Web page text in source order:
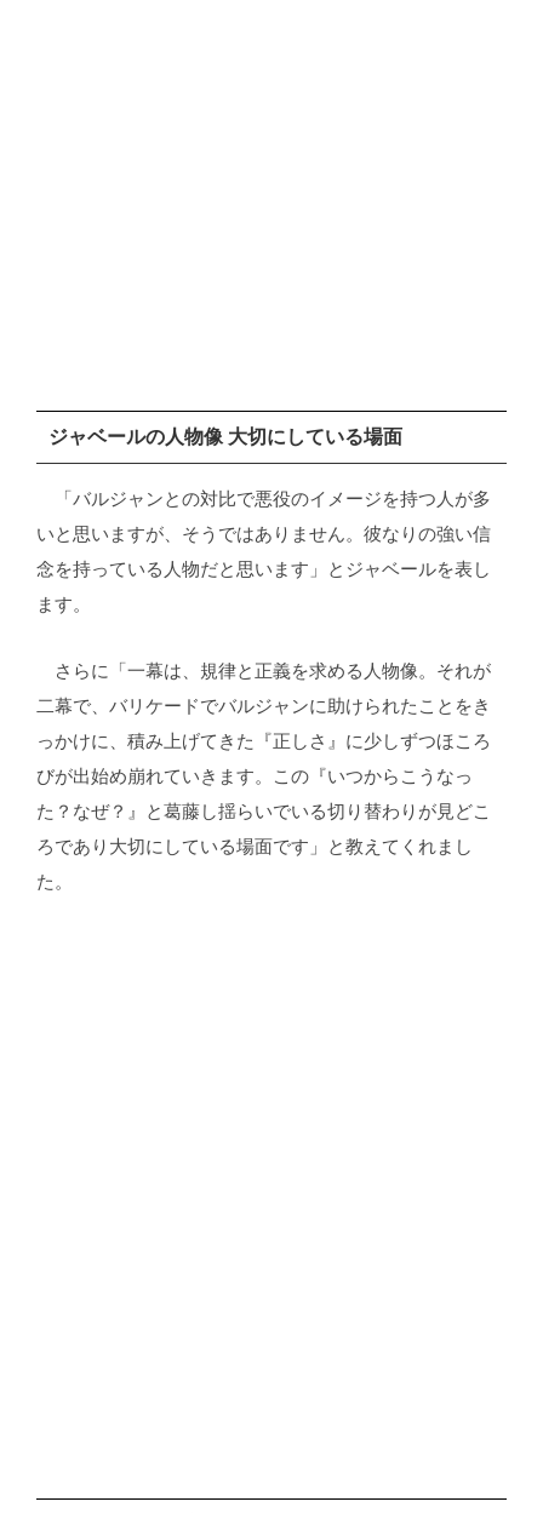
ジャベールの人物像 大切にしている場面
「バルジャンとの対比で悪役のイメージを持つ人が多
いと思いますが、そうではありません。彼なりの強い信
念を持っている人物だと思います」とジャベールを表し
ます。
さらに「一幕は、規律と正義を求める人物像。それが
二幕で、バリケードでバルジャンに助けられたことをき
っかけに、積み上げてきた『正しさ』に少しずつほころ
びが出始め崩れていきます。この『いつからこうなっ
た？なぜ？』と葛藤し揺らいでいる切り替わりが見どこ
ろであり大切にしている場面です」と教えてくれまし
た。